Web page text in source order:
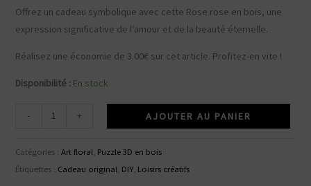
Offrez un cadeau symbolique avec cette Rose rose en bois, une
expression significative de l’amour et de la beauté éternelle.
Réalisez une économie de 3.00€ sur cet article. Profitez-en vite !
Disponibilité : En stock
-
Puzzle
3D
+ AJOUTER AU PANIER
Catégories : Art floral Puzzle 3D en bois
Étiquettes : Cadeau original DIY, Loisirs créatifs